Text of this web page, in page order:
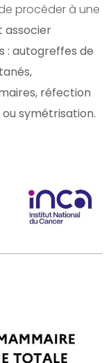
procéder à une
associer
: autogreffes de
réfection
symétrisation.